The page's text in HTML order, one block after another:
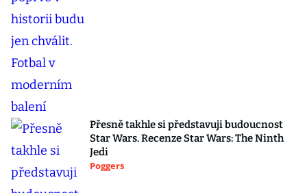
Přesně takhle si představuji budoucnost
Star Wars. Recenze Star Wars: The Ninth
Jedi
Poggers